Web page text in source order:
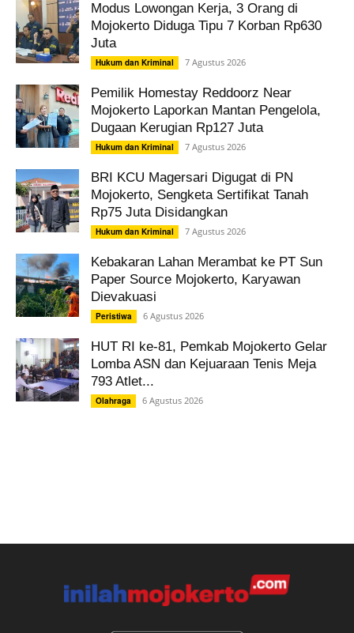
Modus Lowongan Kerja, 3 Orang di
Mojokerto Diduga Tipu 7 Korban Rp630
Juta
Hukum dan Kriminal 7 Agustus 2026
Pemilik Homestay Reddoorz Near
Mojokerto Laporkan Mantan Pengelola,
Dugaan Kerugian Rp127 Juta
Hukum dan Kriminal 7 Agustus 2026
BRI KCU Magersari Digugat di PN
Mojokerto, Sengketa Sertifikat Tanah
Rp75 Juta Disidangkan
Hukum dan Kriminal 7 Agustus 2026
Kebakaran Lahan Merambat ke PT Sun
Paper Source Mojokerto, Karyawan
Dievakuasi
Peristiwa 6 Agustus 2026
HUT RI ke-81, Pemkab Mojokerto Gelar
Lomba ASN dan Kejuaraan Tenis Meja
793 Atlet...
Olahraga 6 Agustus 2026